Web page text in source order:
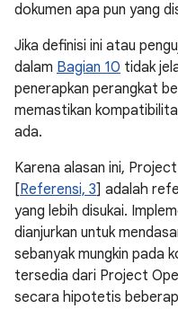
dokumen apa pun yang
Jika definisi ini atau
dalam Bagian 10 tidak
penerapkan perangkat
memastikan
ada.
Karena alasan ini,
[Referensi, 3] adalah
yang lebih disukai.
dianjurkan untuk
sebanyak mungkin pada
tersedia dari Project
secara hipotetis